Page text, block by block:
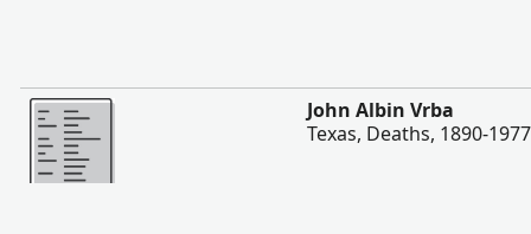
შევიტყოთ მეტი
John Albin Vrba
Texas, Deaths, 1890-1977